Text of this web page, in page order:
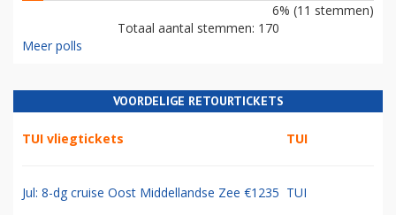
6% (11 stemmen)
Totaal aantal stemmen: 170
Meer polls
VOORDELIGE RETOURTICKETS
TUI vliegtickets TUI
Jul: 8-dg cruise Oost Middellandse Zee €1235 TUI